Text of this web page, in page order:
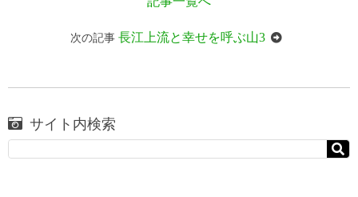
次の記事 長江上流と幸せを呼ぶ山3
サイト内検索